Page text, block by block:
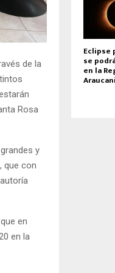
de la
Rosa
y
que con
en
en la
Eclipse
se
en la